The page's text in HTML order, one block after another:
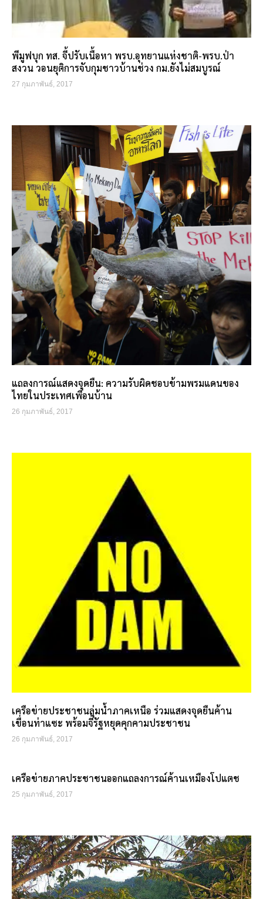
พีมูฟบุก ทส. จี้ปรับเนื้อหา พรบ.อุทยานแห่งชาติ-พรบ.ป่า
สงวน วอนยุติการจับกุมชาวบ้านช่วง กม.ยังไม่สมบูรณ์
27 กุมภาพันธ์, 2017
แถลงการณ์แสดงจุดยืน: ความรับผิดชอบข้ามพรมแดนของ
ไทยในประเทศเพื่อนบ้าน
26 กุมภาพันธ์, 2017
เครือข่ายประชาชนลุ่มน้ำภาคเหนือ ร่วมแสดงจุดยืนค้าน
เขื่อนท่าแซะ พร้อมจี้รัฐหยุดคุกคามประชาชน
26 กุมภาพันธ์, 2017
เครือข่ายภาคประชาชนออกแถลงการณ์ค้านเหมืองโปแตช
25 กุมภาพันธ์, 2017